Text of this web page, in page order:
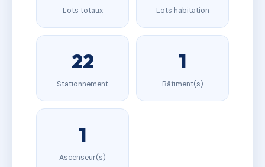
Lots totaux Lots habitation
22
Stationnement
1
Bâtiment(s)
1
Ascenseur(s)